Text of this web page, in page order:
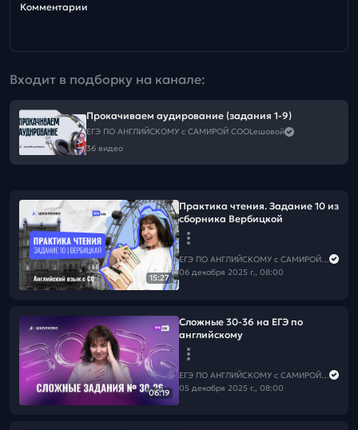
Комментарии
Входит в подборку на канале:
Прокачиваем аудирование (задания 1-9)
ЕГЭ ПО АНГЛИЙСКОМУ с САМИРОЙ COOLешовой
36 видео
15:27
Практика чтения. Задание 10 из
сборника Вербицкой
ЕГЭ ПО АНГЛИЙСКОМУ с САМИРОЙ COOLешовой
06 декабря 2025 г., 08:00
06:19
Сложные 30-36 на ЕГЭ по
английскому
ЕГЭ ПО АНГЛИЙСКОМУ с САМИРОЙ COOLешовой
05 декабря 2025 г., 08:00